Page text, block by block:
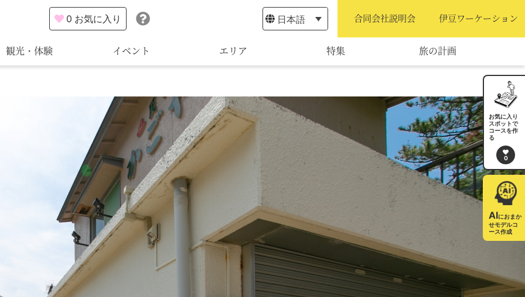
観光・体験 イベント エリア 特集 旅の計画
宿泊・予約
旅程作成
AIルートプランナー
日本語 合同会社説明会 伊豆ワーケーション
0 お気に入り
お気に入り
スポットで
コースを作
る
0
AIにおまか
せモデルコ
ース作成